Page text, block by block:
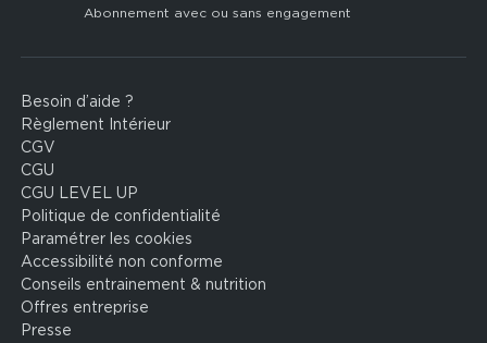
Abonnement avec ou sans engagement
Footer
legal
Besoin d’aide ?
Règlement Intérieur
CGV
CGU
CGU LEVEL UP
Politique de confidentialité
Paramétrer les cookies
Accessibilité non conforme
Conseils entrainement & nutrition
Offres entreprise
Presse